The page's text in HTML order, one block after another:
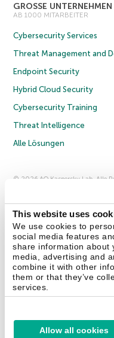
This website uses
We use cookies to
social media features
share information about
media, advertising and
combine it with other
them or that they’ve
services.
Allow all cookies
GROSSE UNTERNEHMEN
AB 1000 MITARBEITER
Cybersecurity Services
Threat Management and
Endpoint Security
Hybrid Cloud Security
Cybersecurity Training
Threat Intelligence
Alle Lösungen
© 2026 AO Kaspersky Lab. Alle
Anmeldung zum Newsletter für
Kontakt Über uns Partner
Pressemitteilungen
Securelist Eugene Personal Blog